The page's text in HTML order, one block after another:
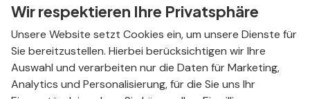
ab 198,– € mtl.
Wir respektieren Ihre Privatsphäre
Unsere Website setzt Cookies ein, um unsere Dienste für
Sie bereitzustellen. Hierbei berücksichtigen wir Ihre
Auswahl und verarbeiten nur die Daten für Marketing,
Analytics und Personalisierung, für die Sie uns Ihr